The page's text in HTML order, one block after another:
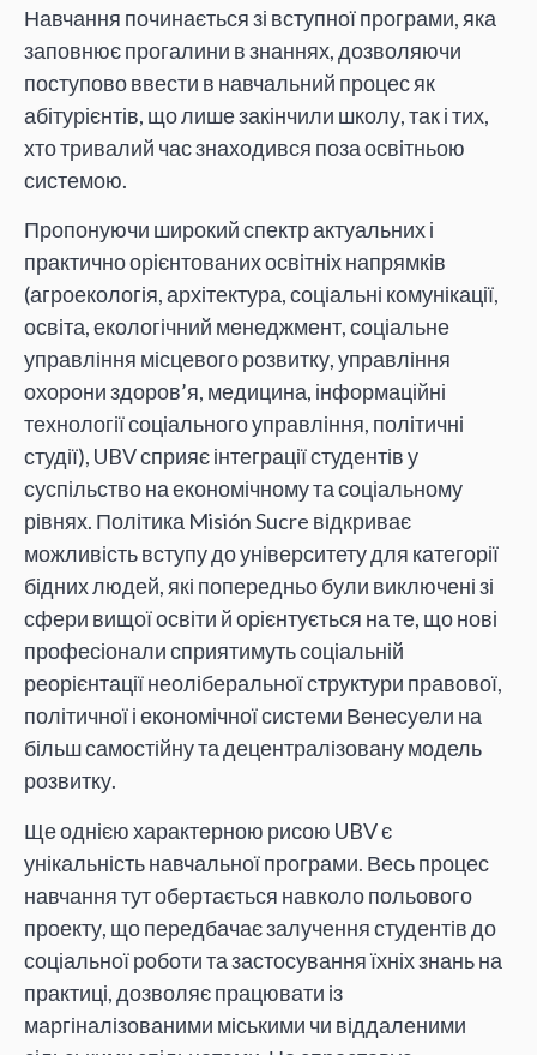
Навчання починається зі вступної програми, яка
заповнює прогалини в знаннях, дозволяючи
поступово ввести в навчальний процес як
абітурієнтів, що лише закінчили школу, так і тих,
хто тривалий час знаходився поза освітньою
системою.
Пропонуючи широкий спектр актуальних і
практично орієнтованих освітніх напрямків
(агроекологія, архітектура, соціальні комунікації,
освіта, екологічний менеджмент, соціальне
управління місцевого розвитку, управління
охорони здоров’я, медицина, інформаційні
технології соціального управління, політичні
студії), UBV сприяє інтеграції студентів у
суспільство на економічному та соціальному
рівнях. Політика Misión Sucre відкриває
можливість вступу до університету для категорії
бідних людей, які попередньо були виключені зі
сфери вищої освіти й орієнтується на те, що нові
професіонали сприятимуть соціальній
реорієнтації неоліберальної структури правової,
політичної і економічної системи Венесуели на
більш самостійну та децентралізовану модель
розвитку.
Ще однією характерною рисою UBV є
унікальність навчальної програми. Весь процес
навчання тут обертається навколо польового
проекту, що передбачає залучення студентів до
соціальної роботи та застосування їхніх знань на
практиці, дозволяє працювати із
маргіналізованими міськими чи віддаленими